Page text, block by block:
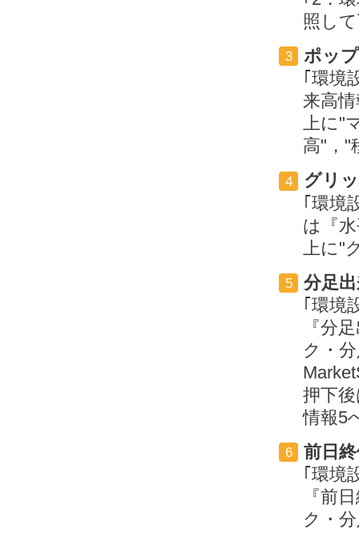
照し
3
ポッ
｢環境
来高
上に"
高"，"
4
グリ
｢環境
は『
上に"
5
分足
｢環境
『分
ク・
押下
情報5
6
前日
｢環境
『前
ク・